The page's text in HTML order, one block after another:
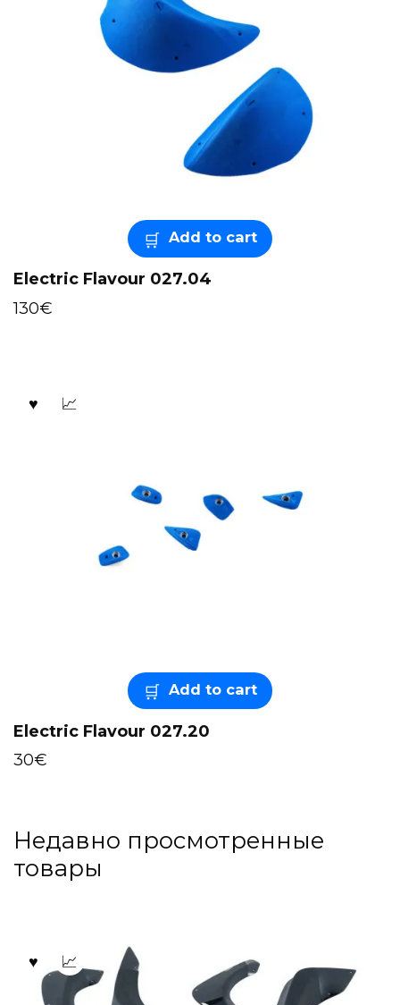
Add to cart
Electric Flavour 027.04
130€
Add to cart
Electric Flavour 027.20
30€
Недавно просмотренные
товары